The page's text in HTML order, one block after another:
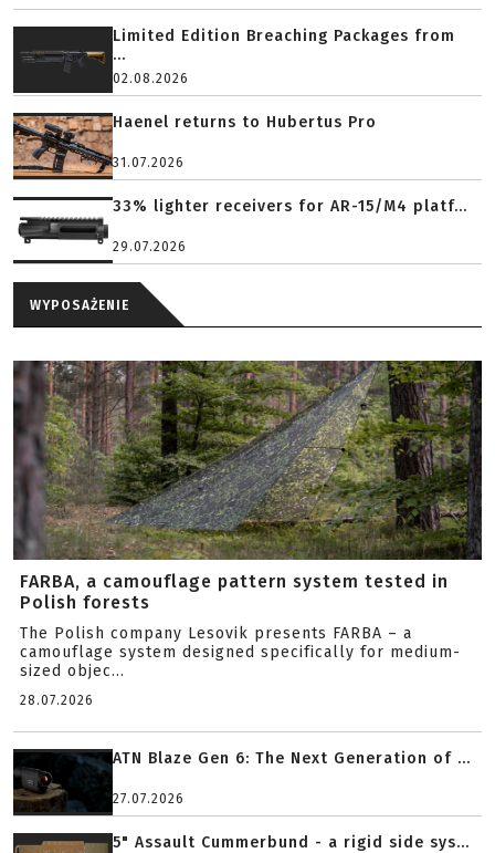
Limited Edition Breaching Packages from
...
02.08.2026
Haenel returns to Hubertus Pro
31.07.2026
33% lighter receivers for AR-15/M4 platf...
29.07.2026
WYPOSAŻENIE
FARBA, a camouflage pattern system tested in
Polish forests
The Polish company Lesovik presents FARBA – a
camouflage system designed specifically for medium-
sized objec...
28.07.2026
ATN Blaze Gen 6: The Next Generation of ...
27.07.2026
5" Assault Cummerbund - a rigid side sys...